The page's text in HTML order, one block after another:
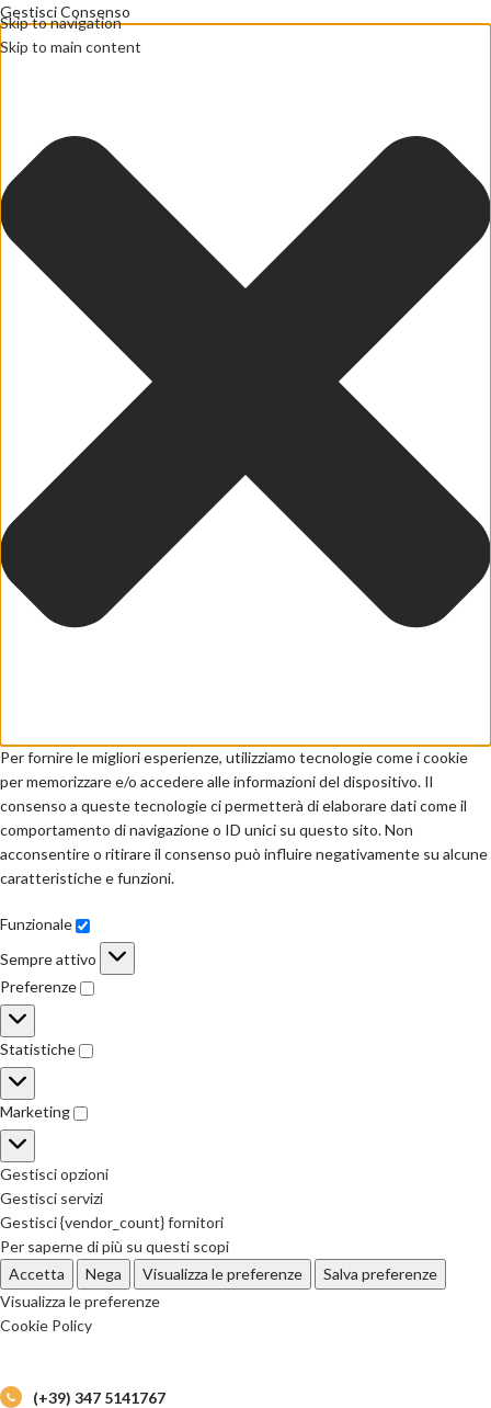
Gestisci Consenso
Per fornire le migliori esperienze, utilizziamo tecnologie come i cookie
per memorizzare e/o accedere alle informazioni del dispositivo. Il
consenso a queste tecnologie ci permetterà di elaborare dati come il
comportamento di navigazione o ID unici su questo sito. Non
acconsentire o ritirare il consenso può influire negativamente su alcune
caratteristiche e funzioni.
Funzionale
Sempre attivo
Preferenze
Statistiche
Marketing
Gestisci opzioni
Gestisci servizi
Gestisci {vendor_count} fornitori
Per saperne di più su questi scopi
Accetta
Nega Visualizza le preferenze
Salva preferenze
Visualizza le preferenze
Cookie Policy
Skip to navigation
Skip to main content
(+39) 347 5141767